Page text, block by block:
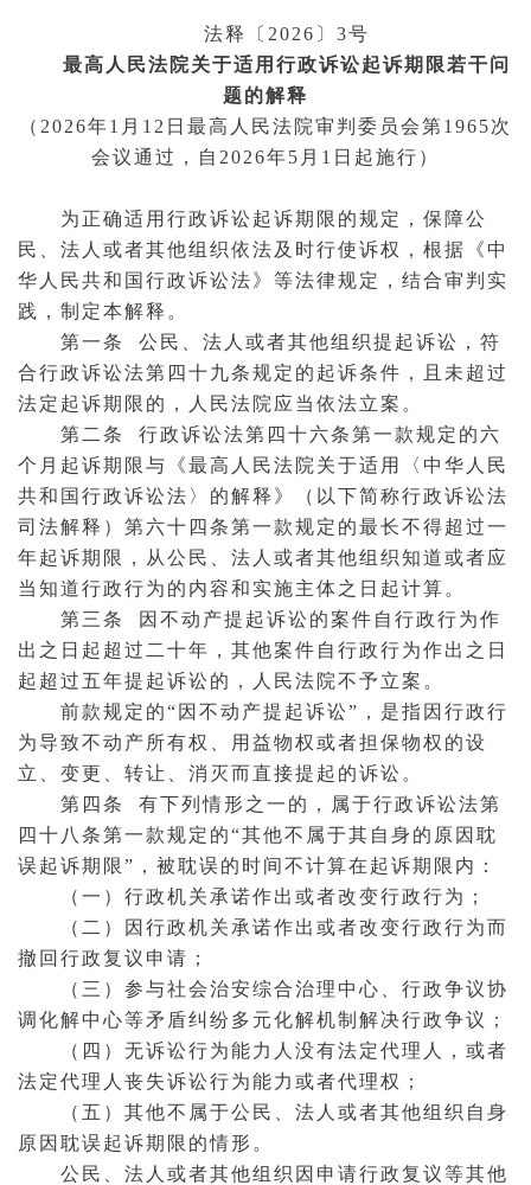
法释〔2026〕3号
最高人民法院关于适用行政诉讼起诉期限若干问
题的解释
（2026年1月12日最高人民法院审判委员会第1965次
会议通过，自2026年5月1日起施行）
为正确适用行政诉讼起诉期限的规定，保障公
民、法人或者其他组织依法及时行使诉权，根据《中
华人民共和国行政诉讼法》等法律规定，结合审判实
践，制定本解释。
第一条 公民、法人或者其他组织提起诉讼，符
合行政诉讼法第四十九条规定的起诉条件，且未超过
法定起诉期限的，人民法院应当依法立案。
第二条 行政诉讼法第四十六条第一款规定的六
个月起诉期限与《最高人民法院关于适用〈中华人民
共和国行政诉讼法〉的解释》（以下简称行政诉讼法
司法解释）第六十四条第一款规定的最长不得超过一
年起诉期限，从公民、法人或者其他组织知道或者应
当知道行政行为的内容和实施主体之日起计算。
第三条 因不动产提起诉讼的案件自行政行为作
出之日起超过二十年，其他案件自行政行为作出之日
起超过五年提起诉讼的，人民法院不予立案。
前款规定的“因不动产提起诉讼”，是指因行政行
为导致不动产所有权、用益物权或者担保物权的设
立、变更、转让、消灭而直接提起的诉讼。
第四条 有下列情形之一的，属于行政诉讼法第
四十八条第一款规定的“其他不属于其自身的原因耽
误起诉期限”，被耽误的时间不计算在起诉期限内：
（一）行政机关承诺作出或者改变行政行为；
（二）因行政机关承诺作出或者改变行政行为而
撤回行政复议申请；
（三）参与社会治安综合治理中心、行政争议协
调化解中心等矛盾纠纷多元化解机制解决行政争议；
（四）无诉讼行为能力 人没有法定代理人
，或者
法定代理人丧失诉讼行为能力或者代理权 ；
（五）其他不属于公民、法人或者其他组织自身
原因耽误起诉期限的情形。
公民、法人或者其他组织因申请行政复议等其他